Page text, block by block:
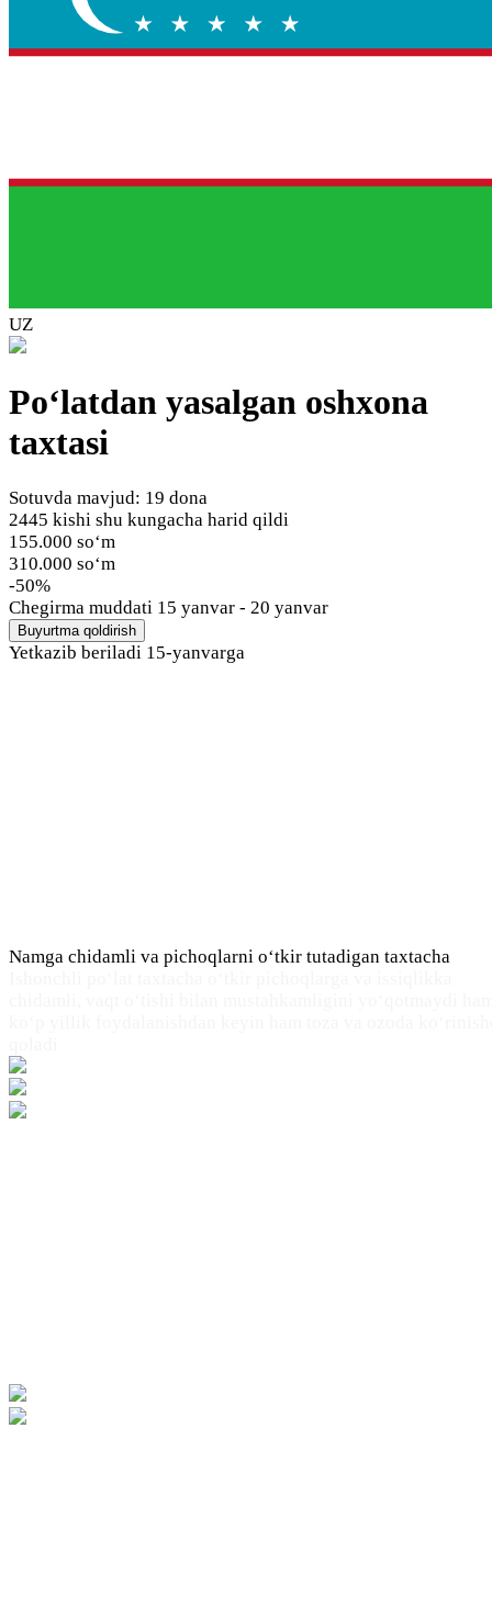
UZ
Po‘latdan yasalgan oshxona
taxtasi
Sotuvda mavjud: 19 dona
2445 kishi shu kungacha harid qildi
155.000 so‘m
310.000 so‘m
-50%
Chegirma muddati 15 yanvar - 20 yanvar
Buyurtma qoldirish
Yetkazib beriladi 15-yanvarga
Namga chidamli va pichoqlarni o‘tkir tutadigan taxtacha